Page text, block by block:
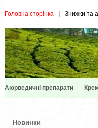
Головна сторінка Знижки та
Аюрведичні препарати
Новинки